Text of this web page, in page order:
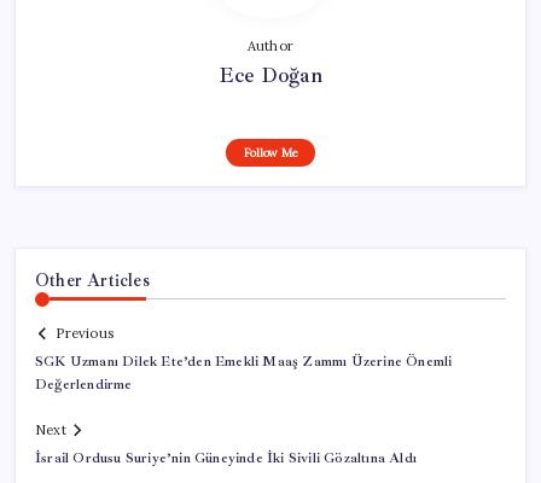
Author
Ece Doğan
Follow Me
Other Articles
Previous
SGK Uzmanı Dilek Ete’den Emekli Maaş Zammı Üzerine Önemli
Değerlendirme
Next
İsrail Ordusu Suriye’nin Güneyinde İki Sivili Gözaltına Aldı